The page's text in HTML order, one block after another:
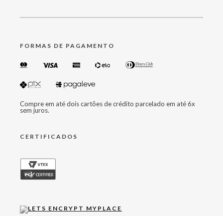
FORMAS DE PAGAMENTO
Compre em até dois cartões de crédito parcelado em até 6x
sem juros.
CERTIFICADOS